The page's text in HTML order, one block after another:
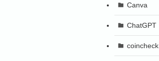
Canva
ChatGPT
coincheck